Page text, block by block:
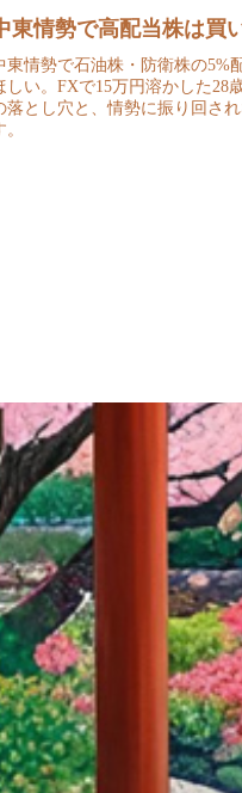
東情勢で高配当株は買
東情勢で石油株・防衛株の
しい。FXで15万円溶かした28
落とし穴と、情勢に振り回さ